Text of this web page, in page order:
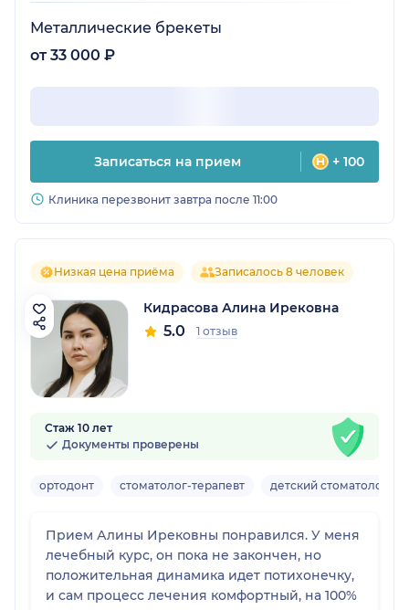
Металлические брекеты
от 33 000 ₽
Записаться на прием + 100
Клиника перезвонит завтра после 11:00
Низкая цена приёма Записалось 8 человек
Кидрасова Алина Ирековна
5.0 1 отзыв
Стаж 10 лет
Документы проверены
ортодонт стоматолог-терапевт детский стоматолог
Прием Алины Ирековны понравился. У меня
лечебный курс, он пока не закончен, но
положительная динамика идет потихонечку,
и сам процесс лечения комфортный, на 100%